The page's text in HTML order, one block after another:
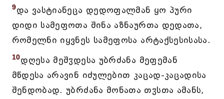
9და ვასტიანეცა დედოფალმან ყო პური
დიდი სამეფოთა შინა აზნაურთა დედათა,
რომელნი იყვნეს სამეფოსა არტაქსესისასა.
10დღესა მეშჳდესა უბრძანა მეფემან
მწდესა არავინ იძულებით კაცად-კაცადისა
შენდობად. უბრძანა მონათა თჳსთა ამანს,